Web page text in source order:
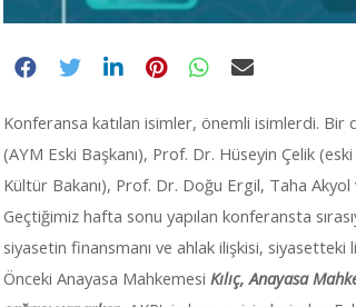
Konferansa katılan isimler, önemli isimlerdi.
(AYM Eski Başkanı), Prof. Dr. Hüseyin Çelik
Kültür Bakanı), Prof. Dr. Doğu Ergil, Taha Akyol
Geçtiğimiz hafta sonu yapılan konferansta
siyasetin finansmanı ve ahlak ilişkisi, siyasetteki
Önceki Anayasa Mahkemesi Kılıç, Anayasa